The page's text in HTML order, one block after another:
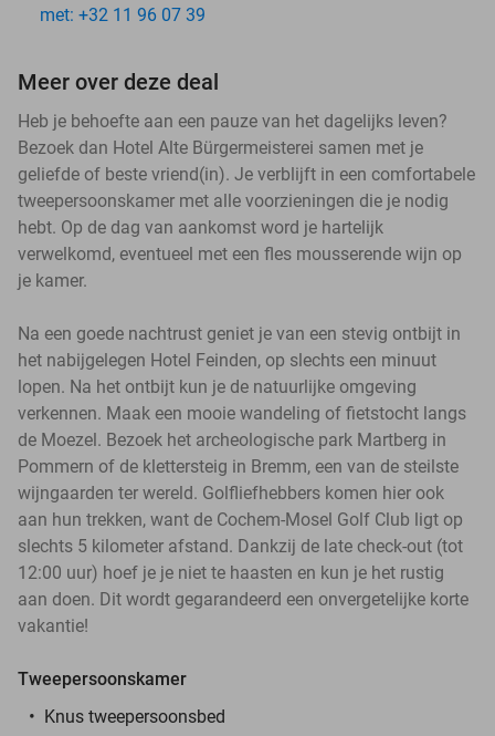
met: +32 11 96 07 39
Meer over deze deal
Heb je behoefte aan een pauze van het dagelijks leven?
Bezoek dan Hotel Alte Bürgermeisterei samen met je
geliefde of beste vriend(in). Je verblijft in een comfortabele
tweepersoonskamer met alle voorzieningen die je nodig
hebt. Op de dag van aankomst word je hartelijk
verwelkomd, eventueel met een fles mousserende wijn op
je kamer.
Na een goede nachtrust geniet je van een stevig ontbijt in
het nabijgelegen Hotel Feinden, op slechts een minuut
lopen. Na het ontbijt kun je de natuurlijke omgeving
verkennen. Maak een mooie wandeling of fietstocht langs
de Moezel. Bezoek het archeologische park Martberg in
Pommern of de klettersteig in Bremm, een van de steilste
wijngaarden ter wereld. Golfliefhebbers komen hier ook
aan hun trekken, want de Cochem-Mosel Golf Club ligt op
slechts 5 kilometer afstand. Dankzij de late check-out (tot
12:00 uur) hoef je je niet te haasten en kun je het rustig
aan doen. Dit wordt gegarandeerd een onvergetelijke korte
vakantie!
Tweepersoonskamer
Knus tweepersoonsbed